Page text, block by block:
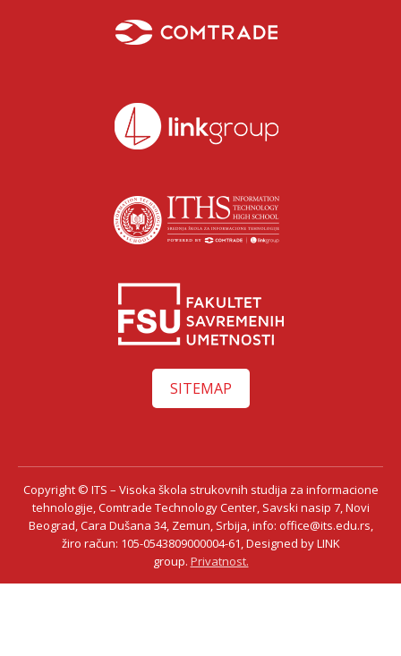
SITEMAP
Copyright © ITS – Visoka škola strukovnih studija za informacione
tehnologije, Comtrade Technology Center, Savski nasip 7, Novi
Beograd, Cara Dušana 34, Zemun, Srbija, info: office@its.edu.rs,
žiro račun: 105-0543809000004-61, Designed by LINK
group. Privatnost.